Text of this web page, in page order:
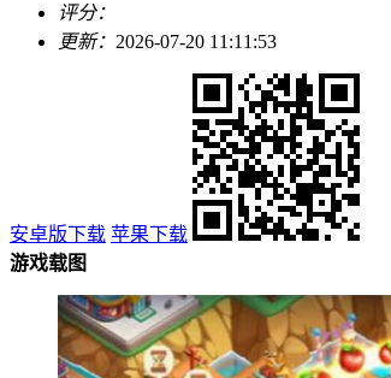
评分：
更新： 2026-07-20 11:11:53
安卓版下载 苹果下载
游戏载图